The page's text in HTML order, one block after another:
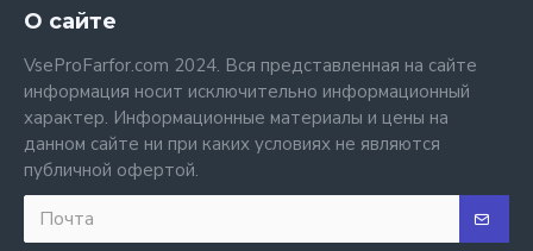
О сайте
VseProFarfor.com 2024. Вся представленная на сайте
информация носит исключительно информационный
характер. Информационные материалы и цены на
данном сайте ни при каких условиях не являются
публичной офертой.